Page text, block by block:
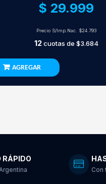
$ 29.999
Precio S/Imp.Nac. $24.793
12cuotas de $3.684
AGREGAR
RÁPIDO
Con